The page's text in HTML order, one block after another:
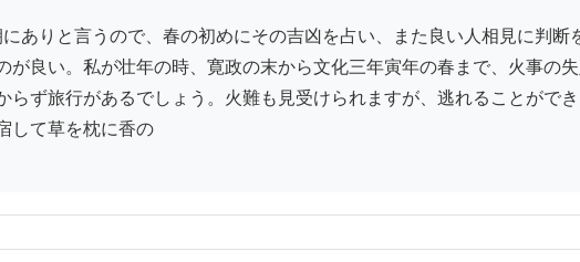
が良い。私が壮年の時、寛政の末から文化三年寅年の春まで、火事の
らず旅行があるでしょう。火難も見受けられますが、逃れることがで
して草を枕に香の